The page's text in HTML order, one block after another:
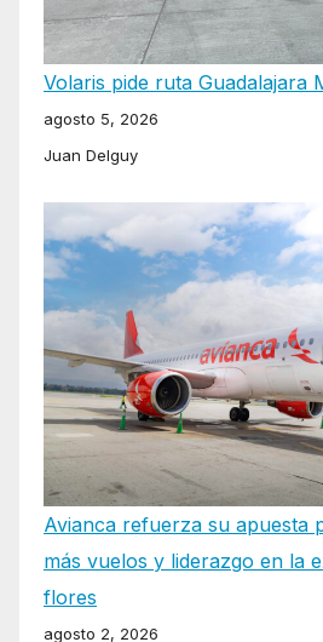
Volaris pide ruta Guadalajara
agosto 5, 2026
Juan Delguy
Avianca refuerza su apuesta
más vuelos y liderazgo en la
flores
agosto 2, 2026